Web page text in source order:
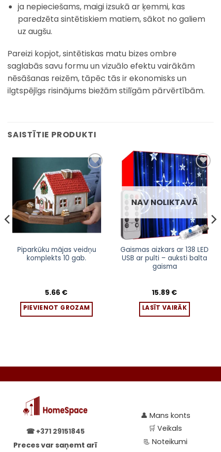
ja nepieciešams, maigi izsukā ar ķemmi, kas
paredzēta sintētiskiem matiem, sākot no galiem
uz augšu.
Pareizi kopjot, sintētiskas matu bizes ombre
saglabās savu formu un vizuālo efektu vairākām
nēsāšanas reizēm, tāpēc tās ir ekonomisks un
ilgtspējīgs risinājums biežām stilīgām pārvērtībām.
SAISTĪTIE PRODUKTI
Pievienot
sarakstam
Piparkūku mājas veidņu
komplekts 10 gab.
5.66 €
PIEVIENOT GROZAM
Pievienot
sarakstam
NAV NOLIKTAVĀ
Gaismas aizkars ar 138 LED
USB ar pulti – auksti balta
gaisma
15.89 €
LASĪT VAIRĀK
☎ +371 29151845
Preces var saņemt arī
👤 Mans konts
🛒Veikals
📃Noteikumi